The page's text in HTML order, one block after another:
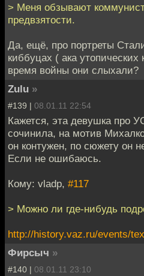
> Меня обзывают
предвзятости.
Да, ещё, про портреты
киббуцах ( ака
время войны они слыхали?
Zulu »
#139 | 08.01.11 22:54
Кажется, эта девушка про
сочинила, на мотив
он контужен, по сюжету он
Если не ошибаюсь.
Кому: vladp, #117
> Можно ли где-нибудь
http://history.vaz.ru/events/
Фирсыч »
#140 | 08.01.11 23:10